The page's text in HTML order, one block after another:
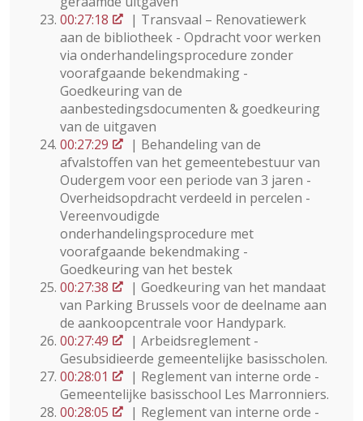
00:27:18
| Transvaal – Renovatiewerk
aan de bibliotheek - Opdracht voor werken
via onderhandelingsprocedure zonder
voorafgaande bekendmaking -
Goedkeuring van de
aanbestedingsdocumenten & goedkeuring
van de uitgaven
00:27:29
| Behandeling van de
afvalstoffen van het gemeentebestuur van
Oudergem voor een periode van 3 jaren -
Overheidsopdracht verdeeld in percelen -
Vereenvoudigde
onderhandelingsprocedure met
voorafgaande bekendmaking -
Goedkeuring van het bestek
00:27:38
| Goedkeuring van het mandaat
van Parking Brussels voor de deelname aan
de aankoopcentrale voor Handypark.
00:27:49
| Arbeidsreglement -
Gesubsidieerde gemeentelijke basisscholen.
00:28:01
| Reglement van interne orde -
Gemeentelijke basisschool Les Marronniers.
00:28:05
| Reglement van interne orde -